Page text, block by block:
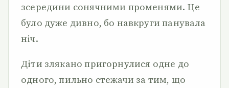
зсередини сонячними променями. Це
було дуже дивно, бо навкруги панувала
ніч.
Діти злякано пригорнулися одне до
одного, пильно стежачи за тим, що